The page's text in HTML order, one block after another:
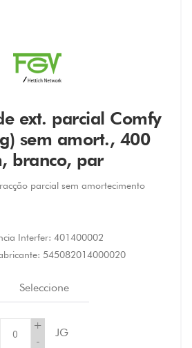
ext. parcial Comfy
sem amort., 400
branco, par
parcial sem amortecimento
Interfer: 401400002
545082014000020
Seleccione
+
-
JG